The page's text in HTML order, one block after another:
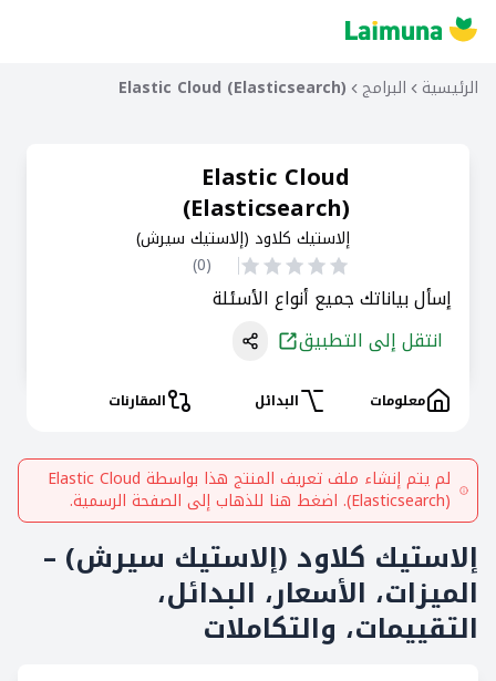
الرئيسية البرامج Elastic Cloud (Elasticsearch)
Elastic Cloud
(Elasticsearch)
إلاستيك كلاود (إلاستيك سيرش)
(
0
)
إسأل بياناتك جميع أنواع الأسئلة
انتقل إلى التطبيق
معلومات البدائل المقارنات
لم يتم إنشاء ملف تعريف المنتج هذا بواسطة Elastic Cloud
(Elasticsearch). اضغط هنا للذهاب إلى الصفحة الرسمية.
إلاستيك كلاود (إلاستيك سيرش) –
الميزات، الأسعار، البدائل،
التقييمات، والتكاملات